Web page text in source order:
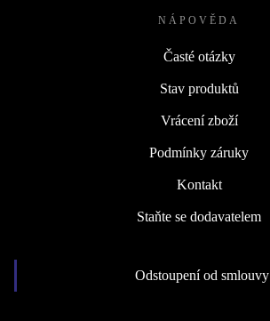
NÁPOVĚDA
Časté otázky
Stav produktů
Vrácení zboží
Podmínky záruky
Kontakt
Staňte se dodavatelem
Odstoupení od smlouvy